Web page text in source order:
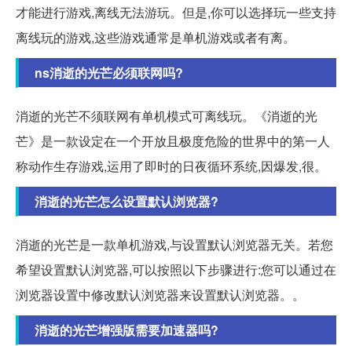
才能进行游戏,离线无法游玩。但是,你可以选择玩一些支持
离线玩的游戏,这些游戏通常是单机游戏或者有离。
ns消逝的光芒必须联网吗?
消逝的光芒不须联网有单机模式可离线玩。《消逝的光
芒》是一款设定在一个开放且极度危险的世界中的第一人
称动作生存游戏,运用了即时的日夜循环系统,因爆发,很。
消逝的光芒怎么设置默认浏览器?
消逝的光芒是一款单机游戏,与设置默认浏览器无关。若您
希望设置默认浏览器,可以按照以下步骤进行:您可以通过在
浏览器设置中修改默认浏览器来设置默认浏览器。。
消逝的光芒增强版需要加速器吗?